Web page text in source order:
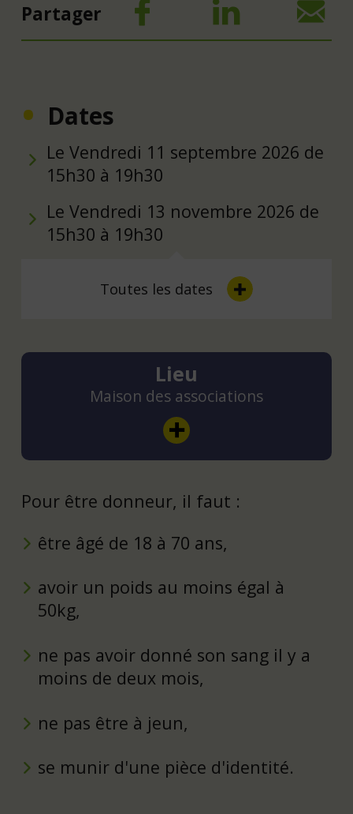
Partager
Dates
Le Vendredi 11 septembre 2026 de
15h30 à 19h30
Le Vendredi 13 novembre 2026 de
15h30 à 19h30
Toutes les dates
Lieu
Maison des associations
Pour être donneur, il faut :
être âgé de 18 à 70 ans,
avoir un poids au moins égal à
50kg,
ne pas avoir donné son sang il y a
moins de deux mois,
ne pas être à jeun,
se munir d'une pièce d'identité.